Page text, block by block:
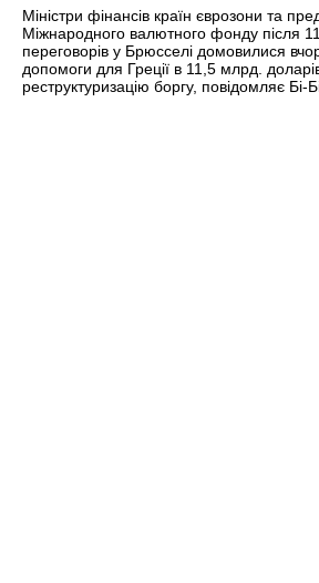
Міністри фінансів країн єврозони та
Міжнародного валютного фонду після
переговорів у Брюсселі домовилися
допомоги для Греції в 11,5 млрд.
реструктуризацію боргу, повідомляє Бі-